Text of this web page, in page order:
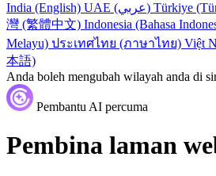
India (English)
UAE (عربي) Türkiye
灣 (繁體中文) Indonesia (Bahasa
Melayu) ประเทศไทย (ภาษาไทย) Việt
本語)
Anda boleh mengubah wilayah anda di
Pembantu AI percuma
Pembina laman